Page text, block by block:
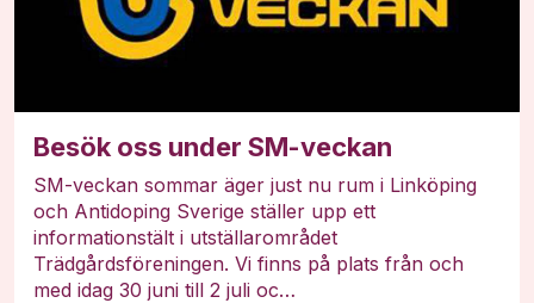
Besök oss under SM-veckan
SM-veckan sommar äger just nu rum i Linköping
och Antidoping Sverige ställer upp ett
informationstält i utställarområdet
Trädgårdsföreningen. Vi finns på plats från och
med idag 30 juni till 2 juli oc…